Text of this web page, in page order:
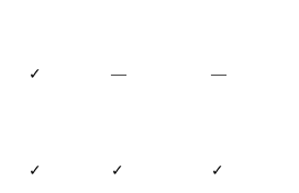
✓ — —
✓ ✓ ✓